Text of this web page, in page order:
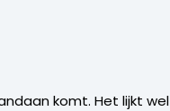
komt. Het lijkt wel